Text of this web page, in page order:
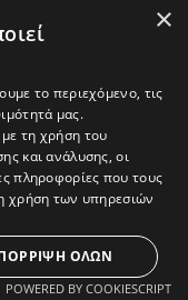
×
το περιεχόμενο, τις
μας.
τη χρήση του
και ανάλυσης, οι
πληροφορίες που τους
χρήση των υπηρεσιών
ΟΛΩΝ
POWERED BY COOKIESCRIPT